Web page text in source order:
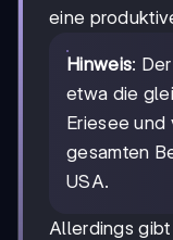
eine
Hinweis:
etwa die
Eriesee
gesamten
USA.
Allerdings